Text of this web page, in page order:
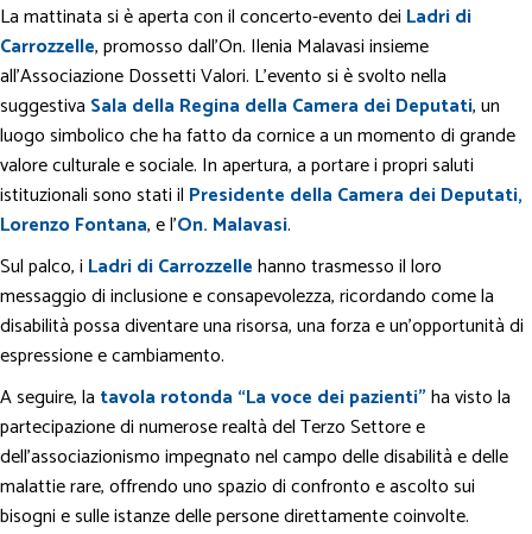
La mattinata si è aperta con il concerto-evento dei Ladri di
Carrozzelle, promosso dall’On. Ilenia Malavasi insieme
all’Associazione Dossetti Valori. L’evento si è svolto nella
suggestiva Sala della Regina della Camera dei Deputati, un
luogo simbolico che ha fatto da cornice a un momento di grande
valore culturale e sociale. In apertura, a portare i propri saluti
istituzionali sono stati il Presidente della Camera dei Deputati,
Lorenzo Fontana, e l’On. Malavasi.
Sul palco, i Ladri di Carrozzellehanno trasmesso il loro
messaggio di inclusione e consapevolezza, ricordando come la
disabilità possa diventare una risorsa, una forza e un’opportunità di
espressione e cambiamento.
A seguire, la tavola rotonda “La voce dei pazienti”ha visto la
partecipazione di numerose realtà del Terzo Settore e
dell’associazionismo impegnato nel campo delle disabilità e delle
malattie rare, offrendo uno spazio di confronto e ascolto sui
bisogni e sulle istanze delle persone direttamente coinvolte.